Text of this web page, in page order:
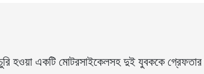
হওয়া একটি মোটরসাইকেলসহ দুই যুবককে